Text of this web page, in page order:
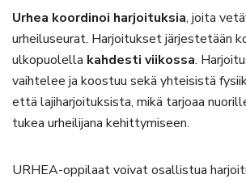
Urhea koordinoi harjoituksia, joita
urheiluseurat. Harjoitukset järjestetään
ulkopuolella kahdesti viikossa.
vaihtelee ja koostuu sekä yhteisistä
että lajiharjoituksista, mikä tarjoaa
tukea urheilijana kehittymiseen.
URHEA-oppilaat voivat osallistua